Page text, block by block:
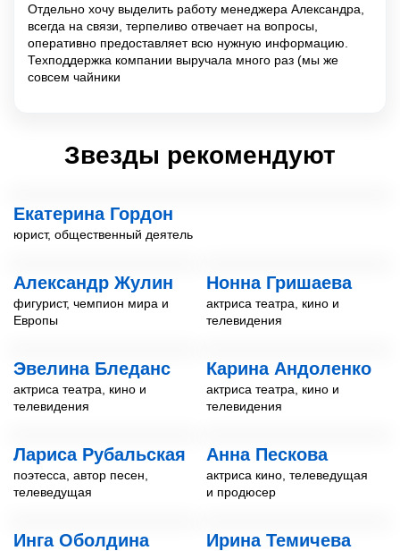
Отдельно хочу выделить работу менеджера Александра,
всегда на связи, терпеливо отвечает на вопросы,
оперативно предоставляет всю нужную информацию.
Техподдержка компании выручала много раз (мы же
совсем чайники
Звезды рекомендуют
Екатерина Гордон
юрист, общественный деятель
Александр Жулин
фигурист, чемпион мира и
Европы
Нонна Гришаева
актриса театра, кино и
телевидения
Эвелина Бледанс
актриса театра, кино и
телевидения
Карина Андоленко
актриса театра, кино и
телевидения
Лариса Рубальская
поэтесса, автор песен,
телеведущая
Анна Пескова
актриса кино, телеведущая
и продюсер
Инга Оболдина Ирина Темичева